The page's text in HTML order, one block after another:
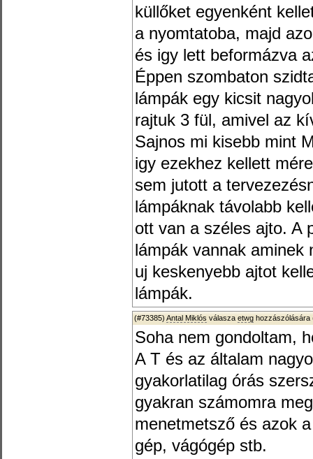
küllőket egyenként
a nyomtatoba, majd
és igy lett beformázva
Éppen szombaton
lámpák egy kicsit
rajtuk 3 fül, amivel az
Sajnos mi kisebb mint
igy ezekhez kellett
sem jutott a
lámpáknak távolabb
ott van a széles ajto. A
lámpák vannak aminek
uj keskenyebb ajtot
lámpák.
(#73385) Antal Miklós válasza etwg hozzászólására
Soha nem gondoltam,
A T és az általam
gyakorlatilag órás
gyakran számomra
menetmetsző és azok
gép, vágógép stb.